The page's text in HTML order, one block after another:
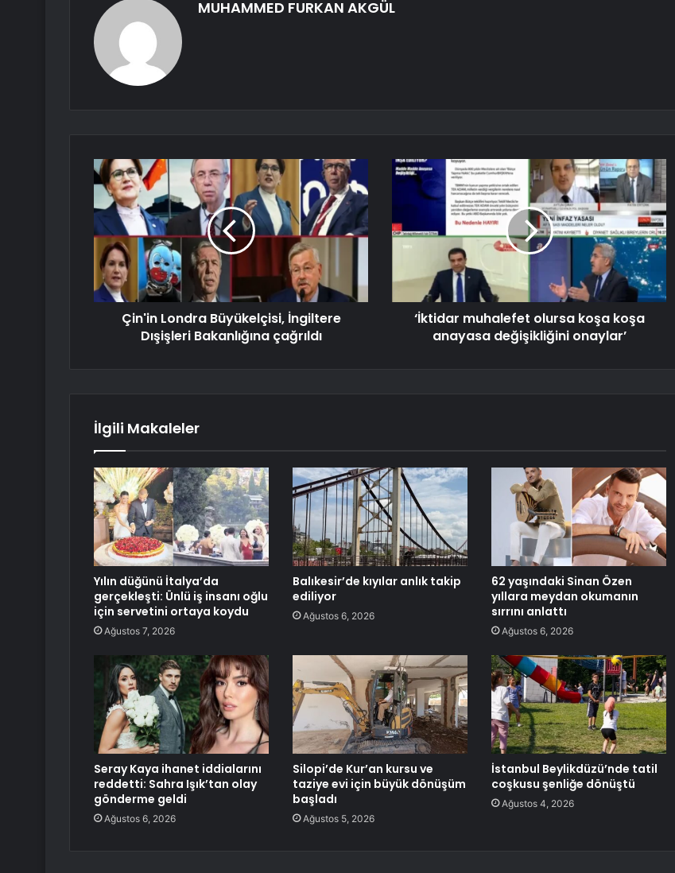
MUHAMMED FURKAN AKGÜL
Çin'in Londra Büyükelçisi, İngiltere
Dışişleri Bakanlığına çağrıldı
‘İktidar muhalefet olursa koşa koşa
anayasa değişikliğini onaylar’
İlgili Makaleler
Yılın düğünü İtalya’da
gerçekleşti: Ünlü iş insanı oğlu
için servetini ortaya koydu
Ağustos 7, 2026
Balıkesir’de kıyılar anlık takip
ediliyor
Ağustos 6, 2026
62 yaşındaki Sinan Özen
yıllara meydan okumanın
sırrını anlattı
Ağustos 6, 2026
Seray Kaya ihanet iddialarını
reddetti: Sahra Işık’tan olay
gönderme geldi
Ağustos 6, 2026
Silopi’de Kur’an kursu ve
taziye evi için büyük dönüşüm
başladı
Ağustos 5, 2026
İstanbul Beylikdüzü’nde tatil
coşkusu şenliğe dönüştü
Ağustos 4, 2026